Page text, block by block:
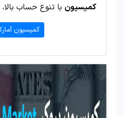
کمیسیون با تنوع حساب
کمیسیون